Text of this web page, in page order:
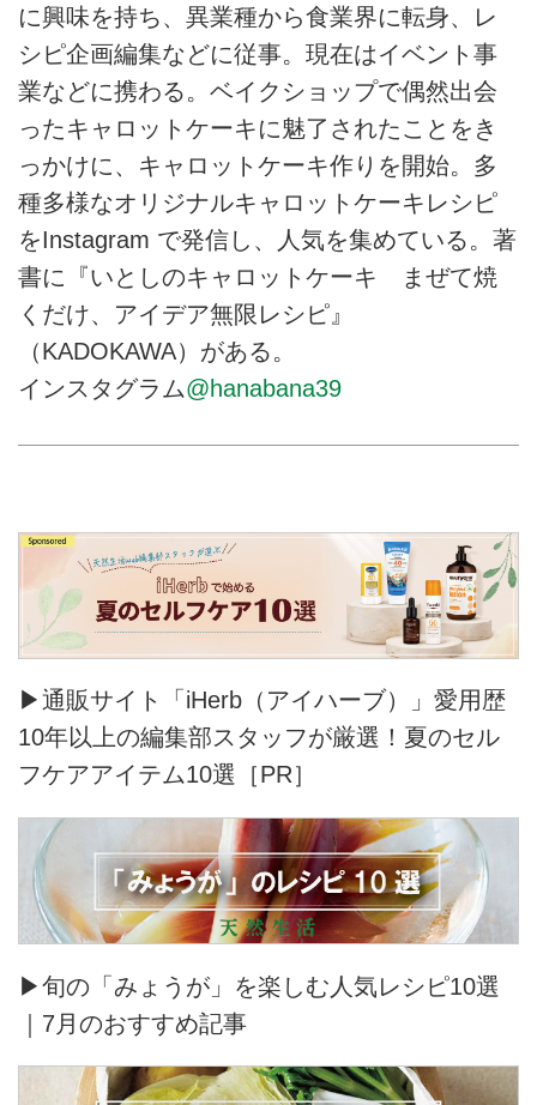
に興味を持ち、異業種から食業界に転身、レ
シピ企画編集などに従事。現在はイベント事
業などに携わる。ベイクショップで偶然出会
ったキャロットケーキに魅了されたことをき
っかけに、キャロットケーキ作りを開始。多
種多様なオリジナルキャロットケーキレシピ
をInstagram で発信し、人気を集めている。著
書に『いとしのキャロットケーキ まぜて焼
くだけ、アイデア無限レシピ』
（KADOKAWA）がある。
インスタグラム@hanabana39
▶通販サイト「iHerb（アイハーブ）」愛用歴
10年以上の編集部スタッフが厳選！夏のセル
フケアアイテム10選［PR］
▶旬の「みょうが」を楽しむ人気レシピ10選
｜7月のおすすめ記事